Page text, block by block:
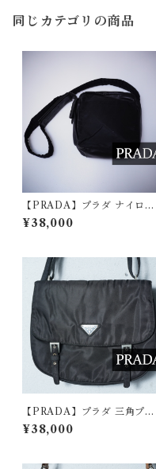
同じカテゴリの商品
【PRADA】プラダ ナイロン×
レザー切替 スクエア型ショ
ルダーバッグ black
¥38,000
【PRADA】プラダ 三角プレ
ートナイロンショルダーバッ
グ black
¥38,000